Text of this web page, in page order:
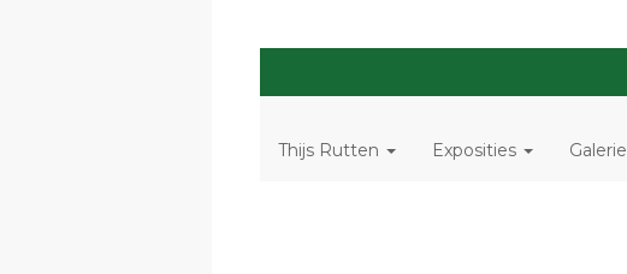
Thijs Rutten Exposities Galerie